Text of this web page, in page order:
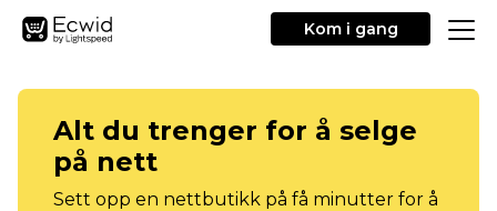
Kom i gang
Alt du trenger for å selge
på nett
Sett opp en nettbutikk på få minutter for å